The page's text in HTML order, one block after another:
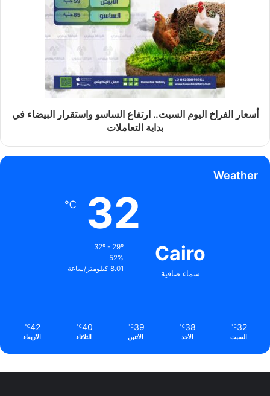
أسعار الفراخ اليوم السبت.. ارتفاع الساسو واستقرار البيضاء في
بداية التعاملات
Weather
Cairo
سماء صافية
32
℃
52%
8.01 كيلومتر/ساعة
32
℃
السبت
38
℃
الأحد
39
℃
الأثنين
40
℃
الثلاثاء
42
℃
الأربعاء